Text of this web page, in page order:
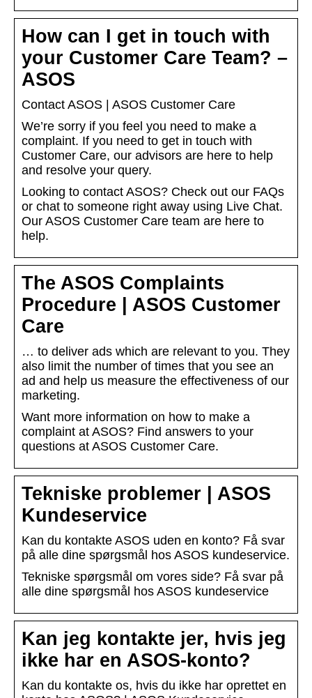
How can I get in touch with
your Customer Care Team? –
ASOS
Contact ASOS | ASOS Customer Care
We’re sorry if you feel you need to make a
complaint. If you need to get in touch with
Customer Care, our advisors are here to help
and resolve your query.
Looking to contact ASOS? Check out our FAQs
or chat to someone right away using Live Chat.
Our ASOS Customer Care team are here to
help.
The ASOS Complaints
Procedure | ASOS Customer
Care
… to deliver ads which are relevant to you. They
also limit the number of times that you see an
ad and help us measure the effectiveness of our
marketing.
Want more information on how to make a
complaint at ASOS? Find answers to your
questions at ASOS Customer Care.
Tekniske problemer | ASOS
Kundeservice
Kan du kontakte ASOS uden en konto? Få svar
på alle dine spørgsmål hos ASOS kundeservice.
Tekniske spørgsmål om vores side? Få svar på
alle dine spørgsmål hos ASOS kundeservice
Kan jeg kontakte jer, hvis jeg
ikke har en ASOS-konto?
Kan du kontakte os, hvis du ikke har oprettet en